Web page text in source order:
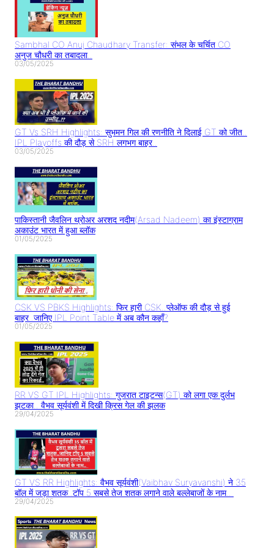
Sambhal CO Anuj Chaudhary Transfer: संभल के चर्चित CO
अनुज चौधरी का तबादला..
03/05/2025
GT Vs SRH Highlights: सुभमन गिल की रणनीति ने दिलाई GT को जीत..
IPL Playoffs की दौड़ से SRH लगभग बाहर..
03/05/2025
पाकिस्तानी जैवलिन थ्रोअर अरशद नदीम(Arsad Nadeem) का इंस्टाग्राम
अकाउंट भारत में हुआ ब्लॉक
01/05/2025
CSK VS PBKS Highlights: फिर हारी CSK..प्लेऑफ की दौड़ से हुई
बाहर..जानिए IPL Point Table में अब कौन कहाँ?
01/05/2025
RR VS GT IPL Highlights: गुजरात टाइटन्स(GT) को लगा एक दुर्लभ
झटका.. वैभव सूर्यवंशी में दिखी क्रिस गेल की झलक
29/04/2025
GT VS RR Highlights: वैभव सूर्यवंशी(Vaibhav Suryavanshi) ने 35
बॉल में जड़ा शतक..टॉप 5 सबसे तेज शतक लगाने वाले बल्लेबाजों के नाम..
29/04/2025